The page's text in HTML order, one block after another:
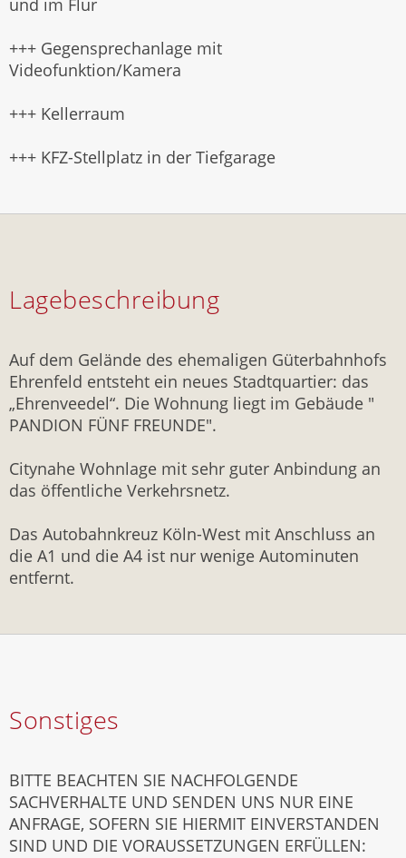
+++ Gegensprechanlage mit
Videofunktion/Kamera
+++ Kellerraum
+++ KFZ-Stellplatz in der Tiefgarage
Lagebeschreibung
Auf dem Gelände des ehemaligen Güterbahnhofs
Ehrenfeld entsteht ein neues Stadtquartier: das
„Ehrenveedel“. Die Wohnung liegt im Gebäude "
PANDION FÜNF FREUNDE".
Citynahe Wohnlage mit sehr guter Anbindung an
das öffentliche Verkehrsnetz.
Das Autobahnkreuz Köln-West mit Anschluss an
die A1 und die A4 ist nur wenige Autominuten
entfernt.
Sonstiges
BITTE BEACHTEN SIE NACHFOLGENDE
SACHVERHALTE UND SENDEN UNS NUR EINE
ANFRAGE, SOFERN SIE HIERMIT EINVERSTANDEN
SIND UND DIE VORAUSSETZUNGEN ERFÜLLEN: